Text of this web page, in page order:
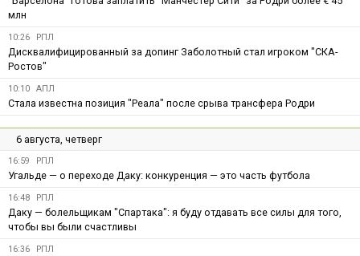
млн
10:26 РПЛ
Дисквалифицированный за допинг Заболотный стал игроком "СКА-
Ростов"
10:10 АПЛ
Стала известна позиция "Реала" после срыва трансфера Родри
6 августа, четверг
16:59 РПЛ
Угальде — о переходе Даку: конкуренция — это часть футбола
16:48 РПЛ
Даку — болельщикам "Спартака": я буду отдавать все силы для того,
чтобы вы были счастливы
16:36 РПЛ